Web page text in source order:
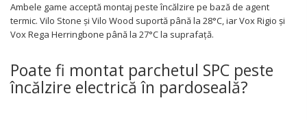
Ambele game acceptă montaj peste încălzire pe bază de agent
termic. Vilo Stone și Vilo Wood suportă până la 28°C, iar Vox Rigio și
Vox Rega Herringbone până la 27°C la suprafață.
Poate fi montat parchetul SPC peste
încălzire electrică în pardoseală?